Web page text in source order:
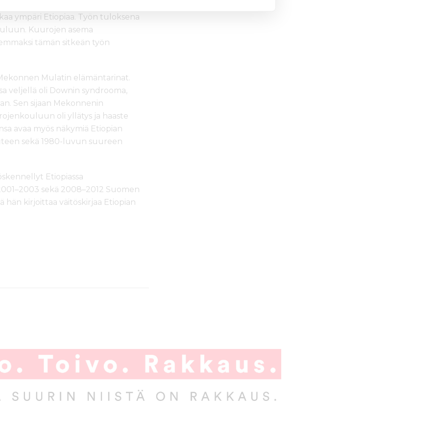
ovat perustaneet jo
ympäri Etiopiaa. Työn tuloksena
Kuurojen asema
tämän sitkeän työn
Mulatin elämäntarinat.
veljellä oli Downin syndrooma,
Sen sijaan Mekonnenin
oli yllätys ja haaste
avaa myös näkymiä Etiopian
sekä 1980-luvun suureen
Etiopiassa
sekä 2008–2012 Suomen
hän kirjoittaa väitöskirjaa Etiopian